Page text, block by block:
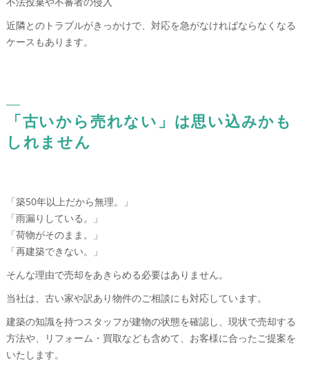
近隣とのトラブルがきっかけで、対応を急がなければならなくなる
ケースもあります。
「古いから売れない」は思い込みかも
しれません
「築50年以上だから無理。」
「雨漏りしている。」
「荷物がそのまま。」
「再建築できない。」
そんな理由で売却をあきらめる必要はありません。
当社は、古い家や訳あり物件のご相談にも対応しています。
建築の知識を持つスタッフが建物の状態を確認し、現状で売却する
方法や、リフォーム・買取なども含めて、お客様に合ったご提案を
いたします。